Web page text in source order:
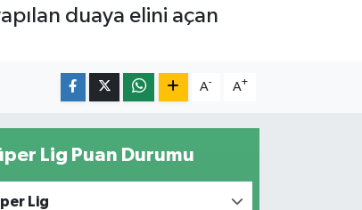
duaya elini açan
A- A+
Lig Puan Durumu
Lig